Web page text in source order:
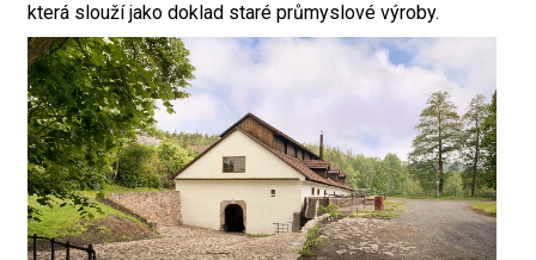
která slouží jako doklad staré průmyslové výroby.